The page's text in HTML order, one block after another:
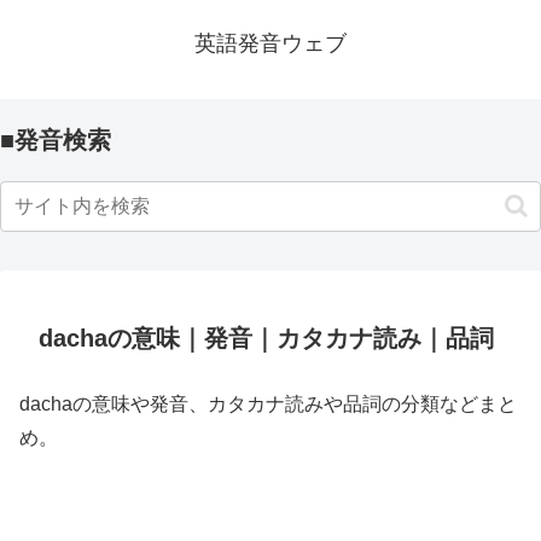
英語発音ウェブ
■発音検索
dachaの意味｜発音｜カタカナ読み｜品詞
dachaの意味や発音、カタカナ読みや品詞の分類などまと
め。